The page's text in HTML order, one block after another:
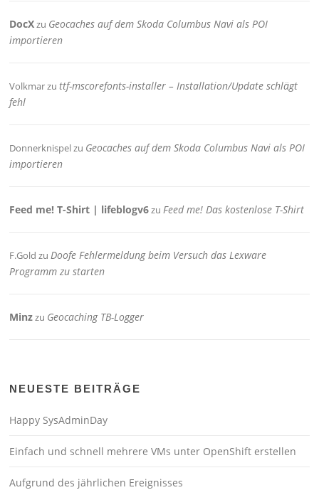
DocXzu Geocaches auf dem Skoda Columbus Navi als POI
importieren
Volkmarzuttf-mscorefonts-installer – Installation/Update schlägt
fehl
Donnerknispelzu Geocaches auf dem Skoda Columbus Navi als POI
importieren
Feed me! T-Shirt | lifeblogv6zu Feed me! Das kostenlose T-Shirt
F.Gold zu Doofe Fehlermeldung beim Versuch das Lexware
Programm zu starten
Minzzu Geocaching TB-Logger
NEUESTE BEITRÄGE
Happy SysAdminDay
Einfach und schnell mehrere VMs unter OpenShift erstellen
Aufgrund des jährlichen Ereignisses